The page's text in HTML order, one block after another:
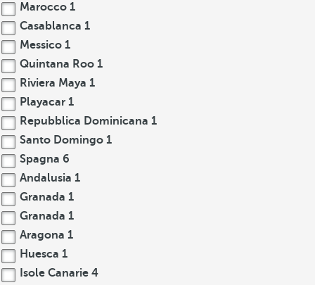
Marocco 1
Casablanca 1
Messico 1
Quintana Roo 1
Riviera Maya 1
Playacar 1
Repubblica Dominicana 1
Santo Domingo 1
Spagna 6
Andalusia 1
Granada 1
Granada 1
Aragona 1
Huesca 1
Isole Canarie 4